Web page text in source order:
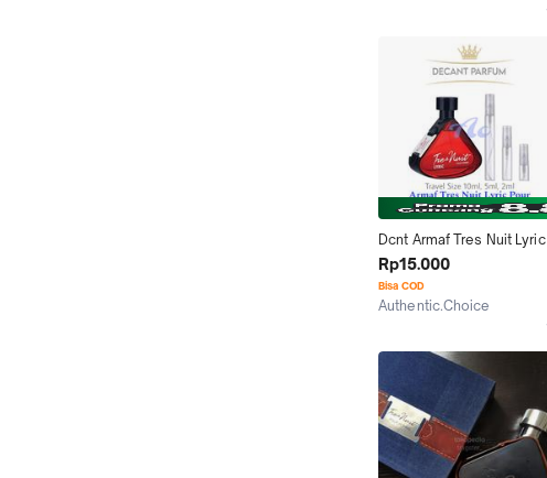
Dcnt Armaf Tres Nuit Lyric
For Men
Rp15.000
Bisa COD
Authentic.Choice